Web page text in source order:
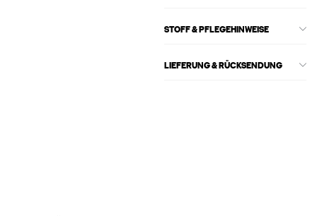
STOFF & PFLEGEHINWEISE
LIEFERUNG & RÜCKSENDUNG